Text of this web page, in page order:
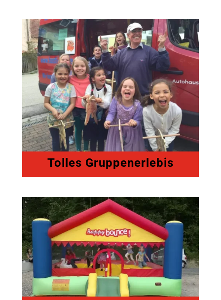
Tolles Gruppenerlebis